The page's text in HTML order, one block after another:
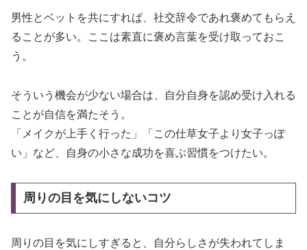
男性とベットを共にすれば、社交辞令であれ褒めてもらえ
ることが多い。ここは素直に褒め言葉を受け取っておこ
う。
そういう機会が少ない場合は、自分自身を認め受け入れる
ことが自信を満たそう。
「メイクが上手く行った」「この仕草女子より女子っぽ
い」など、自身の小さな成功を喜ぶ習慣をつけたい。
周りの目を気にしないコツ
周りの目を気にしすぎると、自分らしさが失われてしま